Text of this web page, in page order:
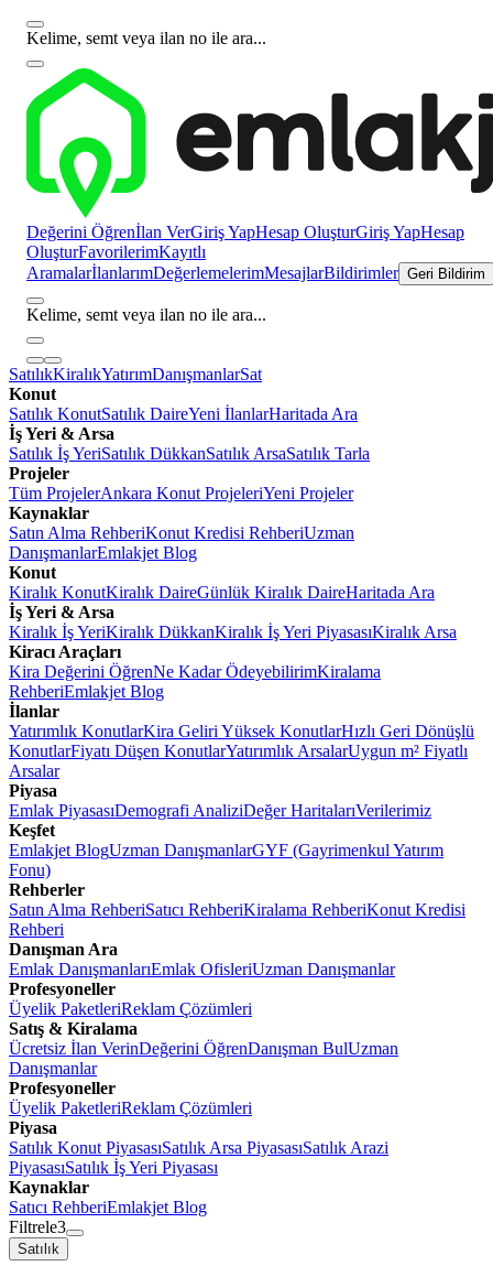
Kelime, semt veya ilan no ile ara...
Değerini Öğrenİlan VerGiriş YapHesap OluşturGiriş YapHesap
OluşturFavorilerimKayıtlı
AramalarİlanlarımDeğerlemelerimMesajlarBildirimler Geri Bildirim
Kelime, semt veya ilan no ile ara...
SatılıkKiralıkYatırımDanışmanlarSat
Konut
Satılık KonutSatılık DaireYeni İlanlarHaritada Ara
İş Yeri & Arsa
Satılık İş YeriSatılık DükkanSatılık ArsaSatılık Tarla
Projeler
Tüm ProjelerAnkara Konut ProjeleriYeni Projeler
Kaynaklar
Satın Alma RehberiKonut Kredisi RehberiUzman
DanışmanlarEmlakjet Blog
Konut
Kiralık KonutKiralık DaireGünlük Kiralık DaireHaritada Ara
İş Yeri & Arsa
Kiralık İş YeriKiralık DükkanKiralık İş Yeri PiyasasıKiralık Arsa
Kiracı Araçları
Kira Değerini ÖğrenNe Kadar ÖdeyebilirimKiralama
RehberiEmlakjet Blog
İlanlar
Yatırımlık KonutlarKira Geliri Yüksek KonutlarHızlı Geri Dönüşlü
KonutlarFiyatı Düşen KonutlarYatırımlık ArsalarUygun m² Fiyatlı
Arsalar
Piyasa
Emlak PiyasasıDemografi AnaliziDeğer HaritalarıVerilerimiz
Keşfet
Emlakjet BlogUzman DanışmanlarGYF (Gayrimenkul Yatırım
Fonu)
Rehberler
Satın Alma RehberiSatıcı RehberiKiralama RehberiKonut Kredisi
Rehberi
Danışman Ara
Emlak DanışmanlarıEmlak OfisleriUzman Danışmanlar
Profesyoneller
Üyelik PaketleriReklam Çözümleri
Satış & Kiralama
Ücretsiz İlan VerinDeğerini ÖğrenDanışman BulUzman
Danışmanlar
Profesyoneller
Üyelik PaketleriReklam Çözümleri
Piyasa
Satılık Konut PiyasasıSatılık Arsa PiyasasıSatılık Arazi
PiyasasıSatılık İş Yeri Piyasası
Kaynaklar
Satıcı RehberiEmlakjet Blog
Filtrele3
Satılık